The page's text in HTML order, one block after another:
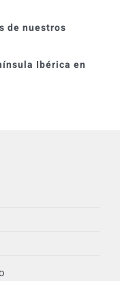
de nuestros
Ibérica en